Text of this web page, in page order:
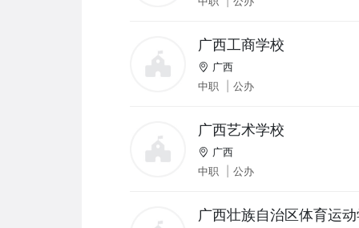
广西工商学校
广西
中职
公办
广西艺术学校
广西
中职
公办
广西壮族自治区体育运